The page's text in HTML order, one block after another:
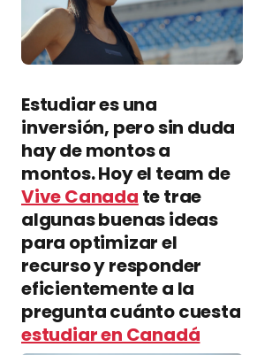
Estudiar es una
inversión, pero sin duda
hay de montos a
montos. Hoy el team de
Vive Canada te trae
algunas buenas ideas
para optimizar el
recurso y responder
eficientemente a la
pregunta cuánto cuesta
estudiar en Canadá